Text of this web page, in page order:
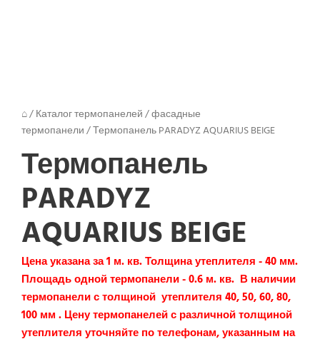
⌂/Каталог термопанелей/фасадные
термопанели/Термопанель PARADYZ AQUARIUS BEIGE
Термопанель
PARADYZ
AQUARIUS BEIGE
Цена указана за 1 м. кв. Толщина утеплителя - 40 мм.
Площадь одной термопанели - 0.6 м. кв. В наличии
термопанели с толщиной утеплителя 40, 50, 60, 80,
100 мм . Цену термопанелей с различной толщиной
утеплителя уточняйте по телефонам, указанным на